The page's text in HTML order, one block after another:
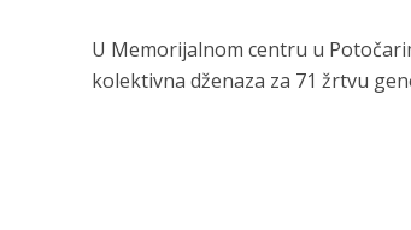
U Memorijalnom centru u
kolektivna dženaza za 71 žrtvu